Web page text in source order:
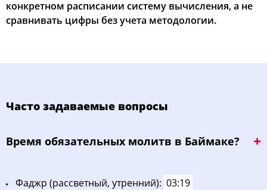
конкретном расписании систему вычисления, а не
сравнивать цифры без учета методологии.
Часто задаваемые вопросы
Bpeмя oбязaтeльных мoлитв в Баймаке?
Фaджp (рассветный, утренний): 03:19